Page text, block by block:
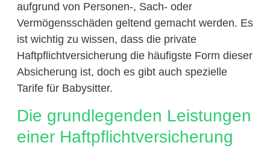
aufgrund von Personen-, Sach- oder
Vermögensschäden geltend gemacht werden. Es
ist wichtig zu wissen, dass die private
Haftpflichtversicherung die häufigste Form dieser
Absicherung ist, doch es gibt auch spezielle
Tarife für Babysitter.
Die grundlegenden Leistungen
einer Haftpflichtversicherung